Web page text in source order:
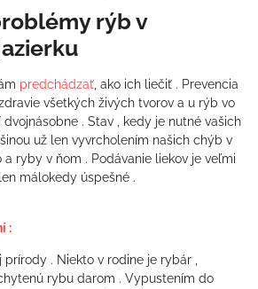
rýb v
predchádzať , ako ich liečiť . Prevencia
všetkých živých tvorov a u rýb vo
. Stav , kedy je nutné vašich
už len vyvrcholením našich chýb v
ryby v ňom . Podávanie liekov je veľmi
málokedy úspešné .
:
. Niekto v rodine je rybár ,
rybu darom . Vypustením do